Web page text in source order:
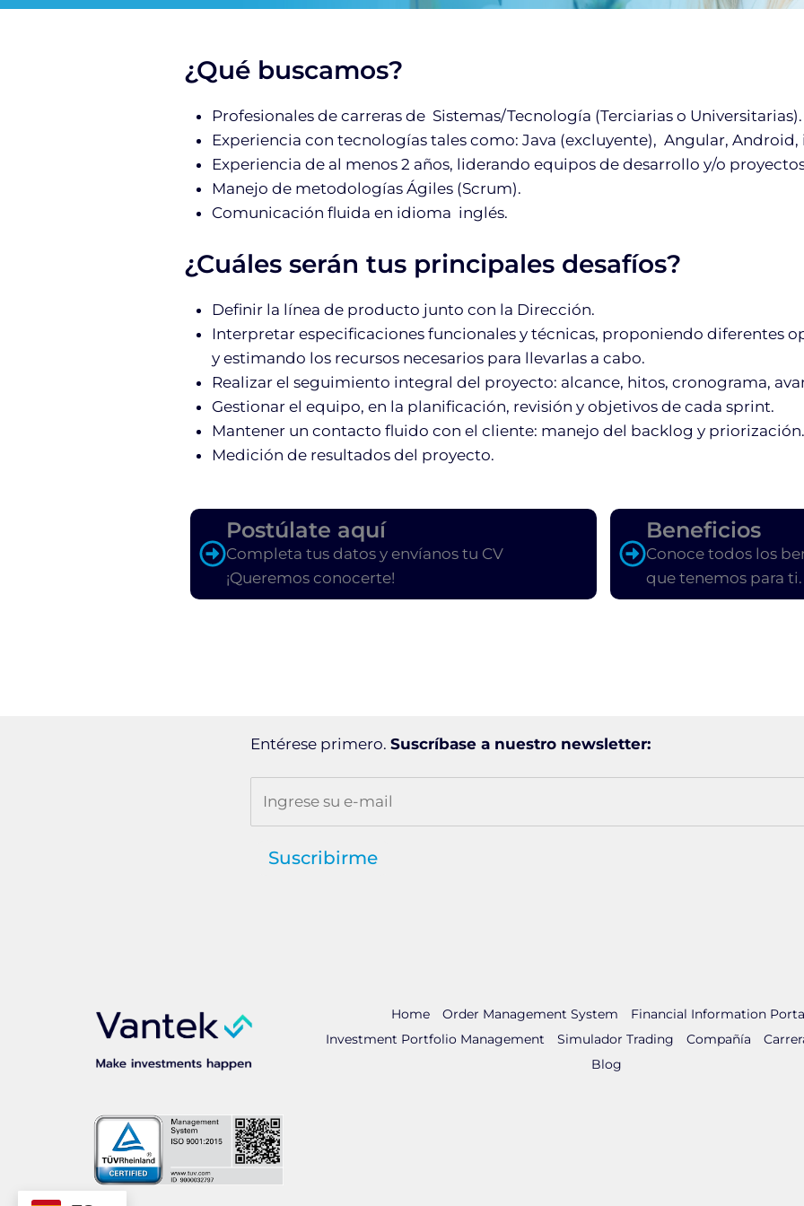
¿Qué buscamos?
Profesionales de carreras de Sistemas/Tecnología (Terciarias o Universitarias).
Experiencia con tecnologías tales como: Java (excluyente), Angular, Android,
Experiencia de al menos 2 años, liderando equipos de desarrollo y/o
Manejo de metodologías Ágiles (Scrum).
Comunicación fluida en idioma inglés.
¿Cuáles serán tus principales desafíos?
Definir la línea de producto junto con la Dirección.
Interpretar especificaciones funcionales y técnicas, proponiendo diferentes
y estimando los recursos necesarios para llevarlas a cabo.
Realizar el seguimiento integral del proyecto: alcance, hitos, cronograma,
Gestionar el equipo, en la planificación, revisión y objetivos de cada sprint.
Mantener un contacto fluido con el cliente: manejo del backlog y priorización.
Medición de resultados del proyecto.
Postúlate aquí
Completa tus datos y envíanos tu CV
¡Queremos conocerte!
Beneficios
Conoce todos los
que tenemos para ti.
Entérese primero. Suscríbase a nuestro newsletter:
Suscribirme
Home Order Management System
Financial Information
Investment Portfolio Management
Simulador Trading Compañía
Blog